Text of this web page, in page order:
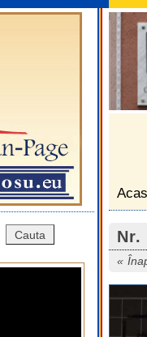
Nr.